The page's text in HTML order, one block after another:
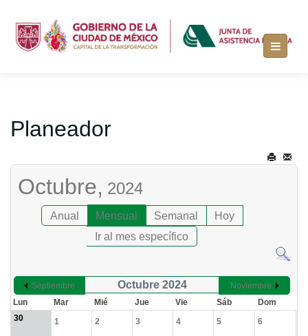
Planeador
Octubre, 2024
Anual Mensual Semanal
Hoy
Ir al mes específico
Septiembre Octubre 2024
Noviembre
Lun
Mar Mié Jue Vie Sáb
Dom
30
1 2 3 4 5 6